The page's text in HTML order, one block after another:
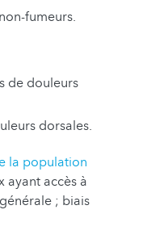
fumeurs.
de douleurs
dorsales.
la population
ayant accès à
; biais